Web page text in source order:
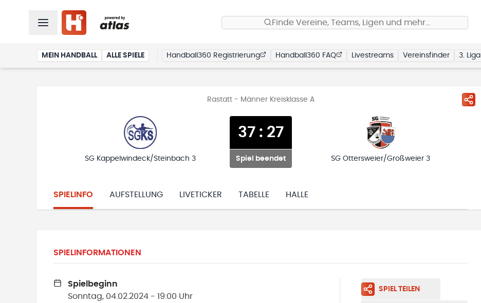
Finde Vereine, Teams, Ligen und mehr…
MEIN HANDBALL ALLE SPIELE Handball360 Registrierung Handball360 FAQ Livestreams Vereinsfinder 3. Liga
Rastatt - Männer Kreisklasse A
SG Kappelwindeck/Steinbach 3
37: 27
Spiel beendet SG Ottersweier/Großweier 3
SPIELINFO AUFSTELLUNG LIVETICKER TABELLE HALLE
SPIELINFORMATIONEN
Spielbeginn
Sonntag, 04.02.2024 - 19:00 Uhr
SPIEL TEILEN